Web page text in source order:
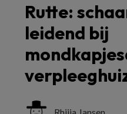
Rutte:
leidend bij